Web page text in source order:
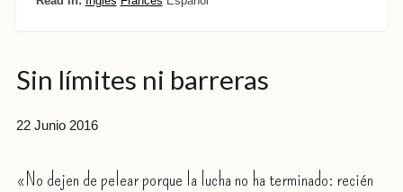
Sin límites ni barreras
22 Junio 2016
«No dejen de pelear porque la lucha no ha terminado: recién